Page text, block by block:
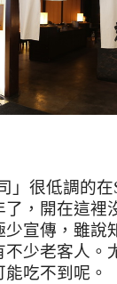
」很低調的在
了，開在這裡
少宣傳，雖說
不少老客人。
吃不到呢。